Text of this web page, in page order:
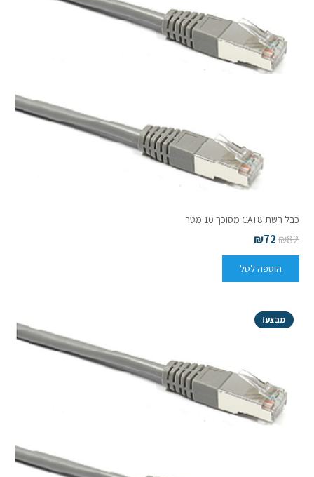
כבל רשת CAT8 מסוכך 10 מטר
₪82
₪72
הוספה לסל
מבצע!